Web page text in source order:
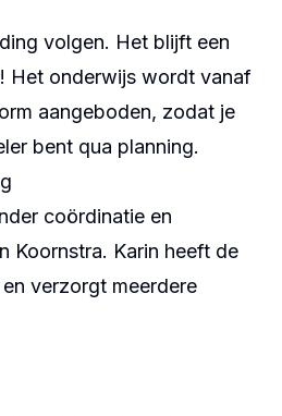
volgen. Het blijft een
Het onderwijs wordt vanaf
aangeboden, zodat je
bent qua planning.
coördinatie en
Koornstra. Karin heeft de
verzorgt meerdere